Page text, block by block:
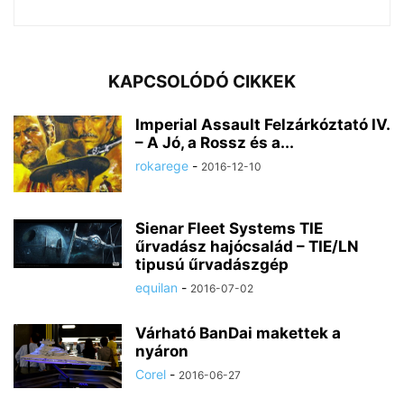
KAPCSOLÓDÓ CIKKEK
Imperial Assault Felzárkóztató IV.
– A Jó, a Rossz és a...
rokarege - 2016-12-10
Sienar Fleet Systems TIE
űrvadász hajócsalád – TIE/LN
tipusú űrvadászgép
equilan - 2016-07-02
Várható BanDai makettek a
nyáron
Corel - 2016-06-27